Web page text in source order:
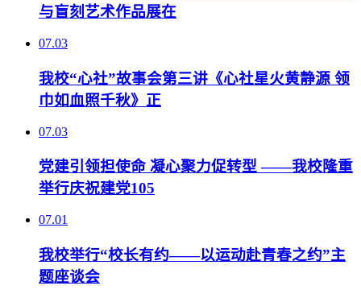
与盲刻艺术作品展在
07.03
我校“心社”故事会第三讲《心社星火黄静源 领
巾如血照千秋》正
07.03
党建引领担使命 凝心聚力促转型 ——我校隆重
举行庆祝建党105
07.01
我校举行“校长有约——以运动赴青春之约”主
题座谈会